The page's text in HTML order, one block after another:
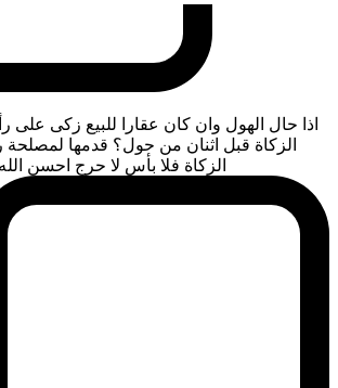
اذا حال الهول وان كان عقارا للبيع زكى
الزكاة قبل اثنان من حول؟ قدمها
الزكاة فلا بأس لا حرج احسن